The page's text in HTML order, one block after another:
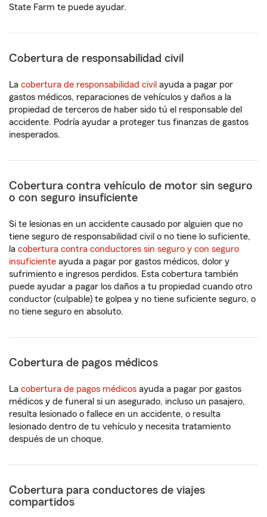
State Farm te puede ayudar.
Cobertura de responsabilidad civil
La cobertura de responsabilidad civil ayuda a pagar por
gastos médicos, reparaciones de vehículos y daños a la
propiedad de terceros de haber sido tú el responsable del
accidente. Podría ayudar a proteger tus finanzas de gastos
inesperados.
Cobertura contra vehículo de motor sin seguro
o con seguro insuficiente
Si te lesionas en un accidente causado por alguien que no
tiene seguro de responsabilidad civil o no tiene lo suficiente,
la cobertura contra conductores sin seguro y con seguro
insuficiente ayuda a pagar por gastos médicos, dolor y
sufrimiento e ingresos perdidos. Esta cobertura también
puede ayudar a pagar los daños a tu propiedad cuando otro
conductor (culpable) te golpea y no tiene suficiente seguro, o
no tiene seguro en absoluto.
Cobertura de pagos médicos
La cobertura de pagos médicos ayuda a pagar por gastos
médicos y de funeral si un asegurado, incluso un pasajero,
resulta lesionado o fallece en un accidente, o resulta
lesionado dentro de tu vehículo y necesita tratamiento
después de un choque.
Cobertura para conductores de viajes
compartidos